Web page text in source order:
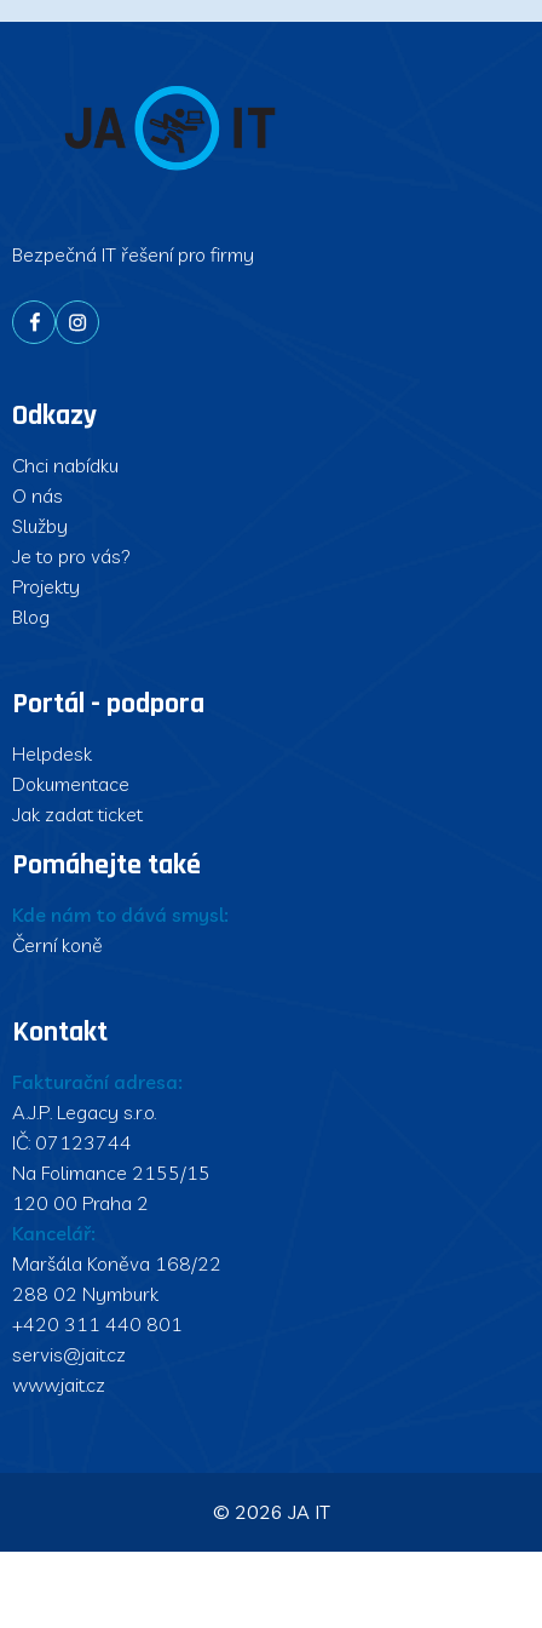
Bezpečná IT řešení pro firmy
Odkazy
Chci nabídku
O nás
Služby
Je to pro vás?
Projekty
Blog
Portál - podpora
Helpdesk
Dokumentace
Jak zadat ticket
Pomáhejte také
Kde nám to dává smysl:
Černí koně
Kontakt
Fakturační adresa:
A.J.P. Legacy s.r.o.
IČ: 07123744
Na Folimance 2155/15
120 00 Praha 2
Kancelář:
Maršála Koněva 168/22
288 02 Nymburk
+420 311 440 801
servis@jait.cz
www.jait.cz
© 2026 JA IT